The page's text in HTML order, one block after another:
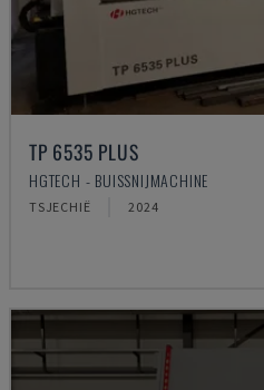
TP 6535 PLUS
HGTECH - BUISSNIJMACHINE
TSJECHIË 2024